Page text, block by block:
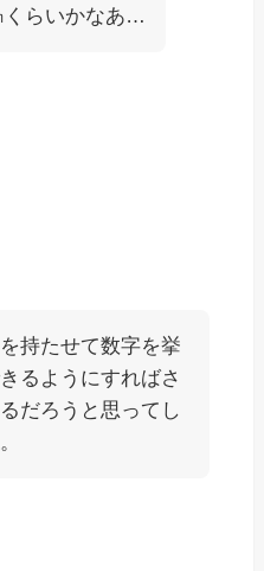
くらいかなあ…
持たせて数字を挙
るようにすればさ
だろうと思ってし